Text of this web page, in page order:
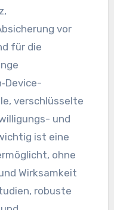
vor
für die
verschlüsselte
und
ist eine
ohne
Wirksamkeit
robuste